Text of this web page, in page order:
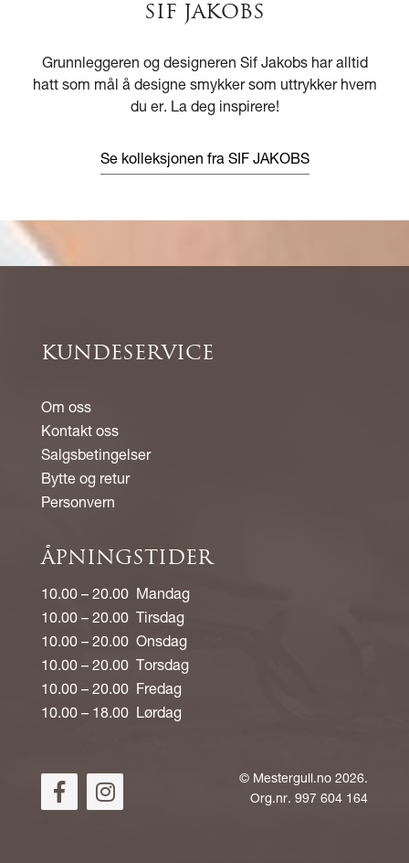
SIF JAKOBS
Grunnleggeren og designeren Sif Jakobs har alltid
hatt som mål å designe smykker som uttrykker hvem
du er. La deg inspirere!
Se kolleksjonen fra SIF JAKOBS
KUNDESERVICE
Om oss
Kontakt oss
Salgsbetingelser
Bytte og retur
Personvern
ÅPNINGSTIDER
10.00 – 20.00 Mandag
10.00 – 20.00 Tirsdag
10.00 – 20.00 Onsdag
10.00 – 20.00 Torsdag
10.00 – 20.00 Fredag
10.00 – 18.00 Lørdag
© Mestergull.no 2026.
Org.nr. 997 604 164